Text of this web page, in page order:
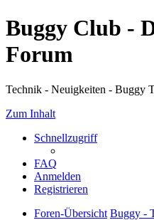
Buggy Club -
Forum
Technik - Neuigkeiten - Buggy
Zum Inhalt
Schnellzugriff
FAQ
Anmelden
Registrieren
Foren-Übersicht Buggy -